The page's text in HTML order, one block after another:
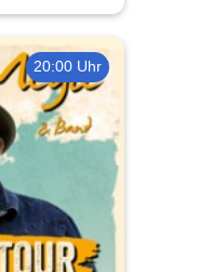
20:00 Uhr